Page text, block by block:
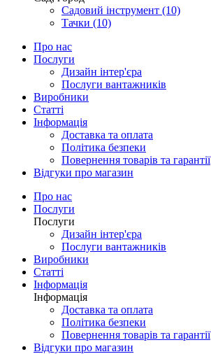
Садовий інструмент (10)
Тачки (10)
Про нас
Послуги
Дизайн інтер'єра
Послуги вантажників
Виробники
Статті
Інформація
Доставка та оплата
Політика безпеки
Повернення товарів та гарантії
Відгуки про магазин
Про нас
Послуги
Послуги
Дизайн інтер'єра
Послуги вантажників
Виробники
Статті
Інформація
Інформація
Доставка та оплата
Політика безпеки
Повернення товарів та гарантії
Відгуки про магазин